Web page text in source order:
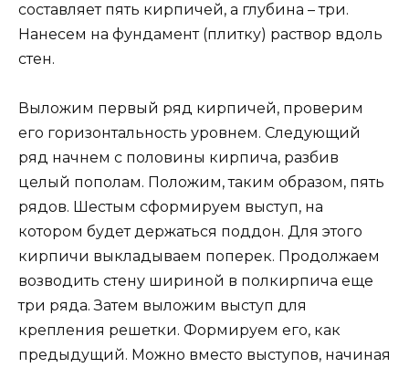
составляет пять кирпичей, а глубина – три.
Нанесем на фундамент (плитку) раствор вдоль
стен.
Выложим первый ряд кирпичей, проверим
его горизонтальность уровнем. Следующий
ряд начнем с половины кирпича, разбив
целый пополам. Положим, таким образом, пять
рядов. Шестым сформируем выступ, на
котором будет держаться поддон. Для этого
кирпичи выкладываем поперек. Продолжаем
возводить стену шириной в полкирпича еще
три ряда. Затем выложим выступ для
крепления решетки. Формируем его, как
предыдущий. Можно вместо выступов, начиная